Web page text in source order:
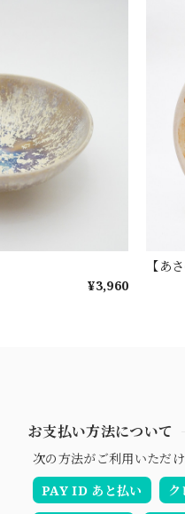
¥3,960
【あ
お支払い方法について
次の方法がご利用いただけ
PAY ID あと払い